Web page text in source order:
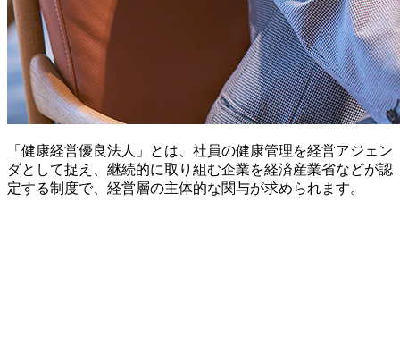
「健康経営優良法人」とは、社員の健康管理を経営アジェン
ダとして捉え、継続的に取り組む企業を経済産業省などが認
定する制度で、経営層の主体的な関与が求められます。